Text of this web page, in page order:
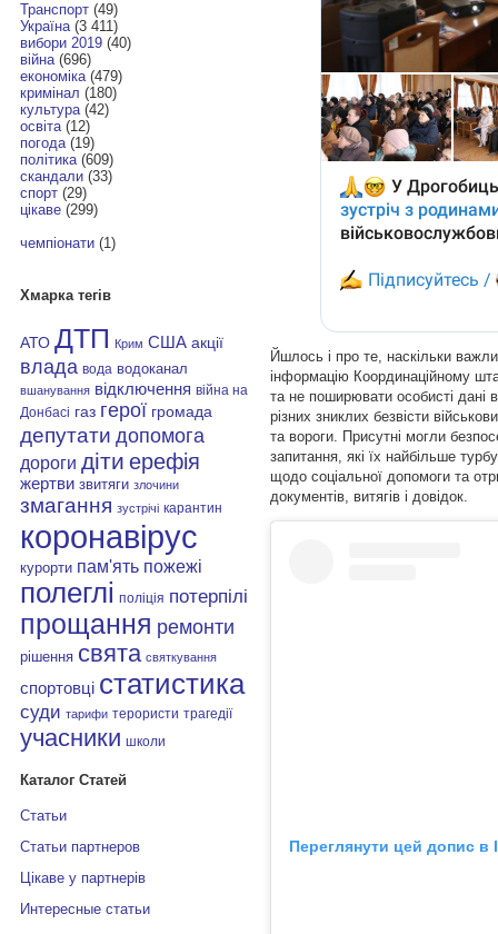
Транспорт(49)
Україна(3 411)
вибори 2019(40)
війна(696)
економіка(479)
кримінал (180)
культура(42)
освіта(12)
погода(19)
політика(609)
скандали(33)
спорт(29)
цікаве(299)
чемпіонати(1)
Хмарка тегів
АТО ДТП Крим США акції
влада вода водоканал
вшанування відключення війна на
Донбасі газ герої громада
депутати допомога
дороги діти ерефія
жертви звитяги злочини
змагання зустрічі карантин
коронавірус
курорти пам'ять пожежі
полеглі поліція потерпілі
прощання ремонти
рішення свята святкування
спортовці статистика
суди тарифи терористи трагедії
учасники школи
Каталог Статей
Статьи
Статьи партнеров
Цікаве у партнерів
Интересные статьи
Йшлось і про те, наскільки
інформацію Координаційному
та не поширювати особисті дані
різних зниклих безвісти
та вороги. Присутні могли
запитання, які їх найбільше
щодо соціальної допомоги та
документів, витягів і довідок.
Переглянути цей допис в